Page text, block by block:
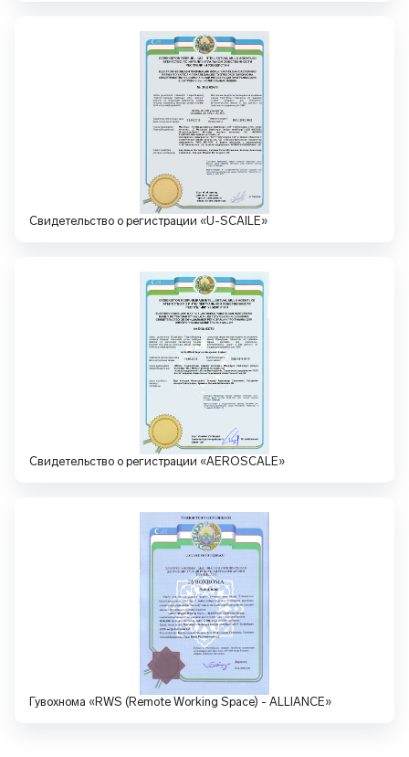
Свидетельство о регистрации «U-SCAILE»
Свидетельство о регистрации «AEROSCALE»
Гувохнома «RWS (Remote Working Space) - ALLIANCE»